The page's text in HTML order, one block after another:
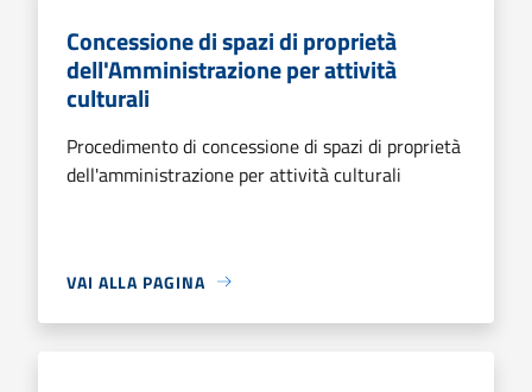
Concessione di spazi di proprietà
dell'Amministrazione per attività
culturali
Procedimento di concessione di spazi di proprietà
dell'amministrazione per attività culturali
VAI ALLA PAGINA